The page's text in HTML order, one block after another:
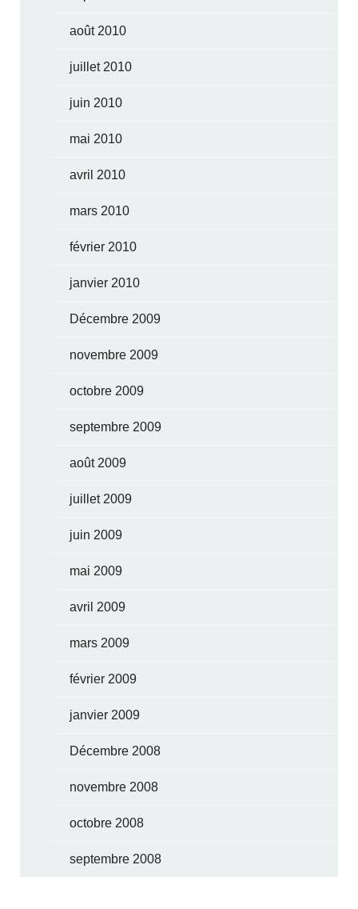
août 2010
juillet 2010
juin 2010
mai 2010
avril 2010
mars 2010
février 2010
janvier 2010
Décembre 2009
novembre 2009
octobre 2009
septembre 2009
août 2009
juillet 2009
juin 2009
mai 2009
avril 2009
mars 2009
février 2009
janvier 2009
Décembre 2008
novembre 2008
octobre 2008
septembre 2008